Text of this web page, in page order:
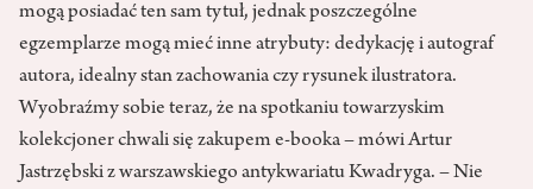
mogą posiadać ten sam tytuł, jednak poszczególne
egzemplarze mogą mieć inne atrybuty: dedykację i autograf
autora, idealny stan zachowania czy rysunek ilustratora.
Wyobraźmy sobie teraz, że na spotkaniu towarzyskim
kolekcjoner chwali się zakupem e-booka – mówi Artur
Jastrzębski z warszawskiego antykwariatu Kwadryga. – Nie